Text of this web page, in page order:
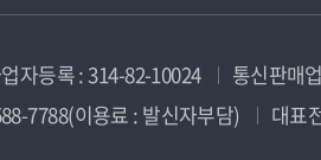
자등록 : 314-82-10024
통신판매
7788(이용료 : 발신자부담)
대표